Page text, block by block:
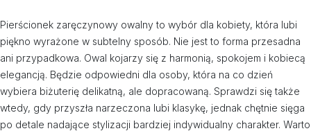
Pierścionek zaręczynowy owalny to wybór dla kobiety, która lubi
piękno wyrażone w subtelny sposób. Nie jest to forma przesadna
ani przypadkowa. Owal kojarzy się z harmonią, spokojem i kobiecą
elegancją. Będzie odpowiedni dla osoby, która na co dzień
wybiera biżuterię delikatną, ale dopracowaną. Sprawdzi się także
wtedy, gdy przyszła narzeczona lubi klasykę, jednak chętnie sięga
po detale nadające stylizacji bardziej indywidualny charakter. Warto